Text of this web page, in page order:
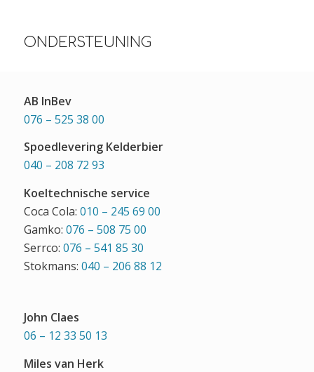
ONDERSTEUNING
AB InBev
076 – 525 38 00
Spoedlevering Kelderbier
040 – 208 72 93
Koeltechnische service
Coca Cola: 010 – 245 69 00
Gamko: 076 – 508 75 00
Serrco: 076 – 541 85 30
Stokmans: 040 – 206 88 12
John Claes
06 – 12 33 50 13
Miles van Herk